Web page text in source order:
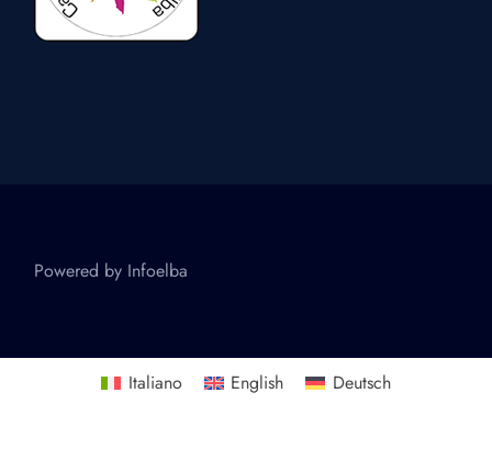
Powered by Infoelba
Italiano English Deutsch